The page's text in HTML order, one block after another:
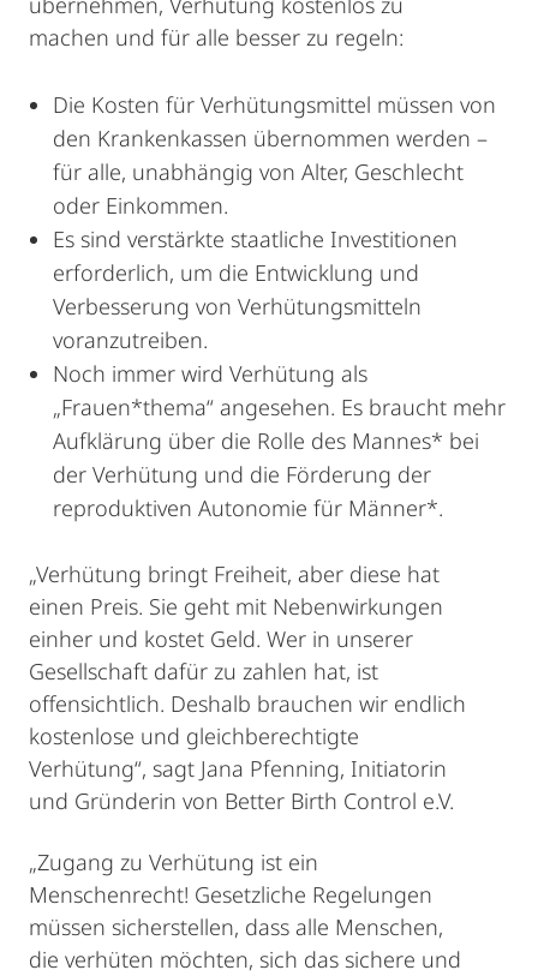
machen und für alle besser zu regeln:
Die Kosten für Verhütungsmittel müssen von
den Krankenkassen übernommen werden –
für alle, unabhängig von Alter, Geschlecht
oder Einkommen.
Es sind verstärkte staatliche Investitionen
erforderlich, um die Entwicklung und
Verbesserung von Verhütungsmitteln
voranzutreiben.
Noch immer wird Verhütung als
„Frauen*thema“ angesehen. Es braucht mehr
Aufklärung über die Rolle des Mannes* bei
der Verhütung und die Förderung der
reproduktiven Autonomie für Männer*.
„Verhütung bringt Freiheit, aber diese hat
einen Preis. Sie geht mit Nebenwirkungen
einher und kostet Geld. Wer in unserer
Gesellschaft dafür zu zahlen hat, ist
offensichtlich. Deshalb brauchen wir endlich
kostenlose und gleichberechtigte
Verhütung“, sagt Jana Pfenning, Initiatorin
und Gründerin von Better Birth Control e.V.
„Zugang zu Verhütung ist ein
Menschenrecht! Gesetzliche Regelungen
müssen sicherstellen, dass alle Menschen,
die verhüten möchten, sich das sichere und